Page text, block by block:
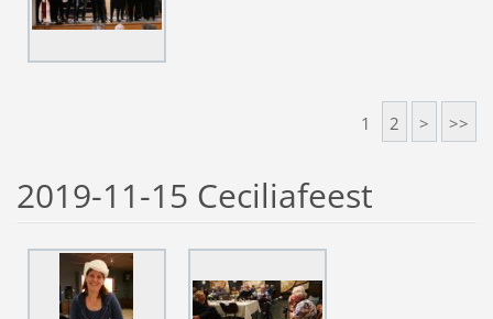
1 2 > >>
2019-11-15 Ceciliafeest